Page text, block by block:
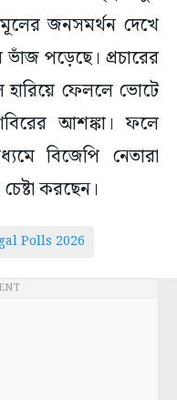
জনসমর্থন দেখে
ভাঁজ পড়েছে। প্রচারের
হারিয়ে ফেললে ভোটে
আশঙ্কা। ফলে
বিজেপি নেতারা
করছেন।
Polls 2026